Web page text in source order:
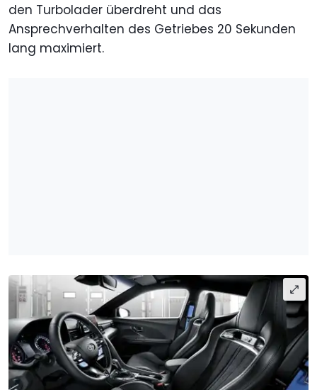
den Turbolader überdreht und das
Ansprechverhalten des Getriebes 20 Sekunden
lang maximiert.